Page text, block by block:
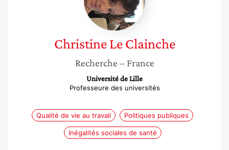
Christine Le Clainche
Recherche – France
Université de Lille
Professeure des universités
Qualité de vie au travail Politiques publiques
Inégalités sociales de santé